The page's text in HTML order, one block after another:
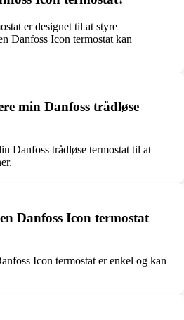
er designet til at styre
Danfoss Icon termostat kan
min Danfoss trådløse
Danfoss trådløse termostat til at
Danfoss Icon termostat
Icon termostat er enkel og kan